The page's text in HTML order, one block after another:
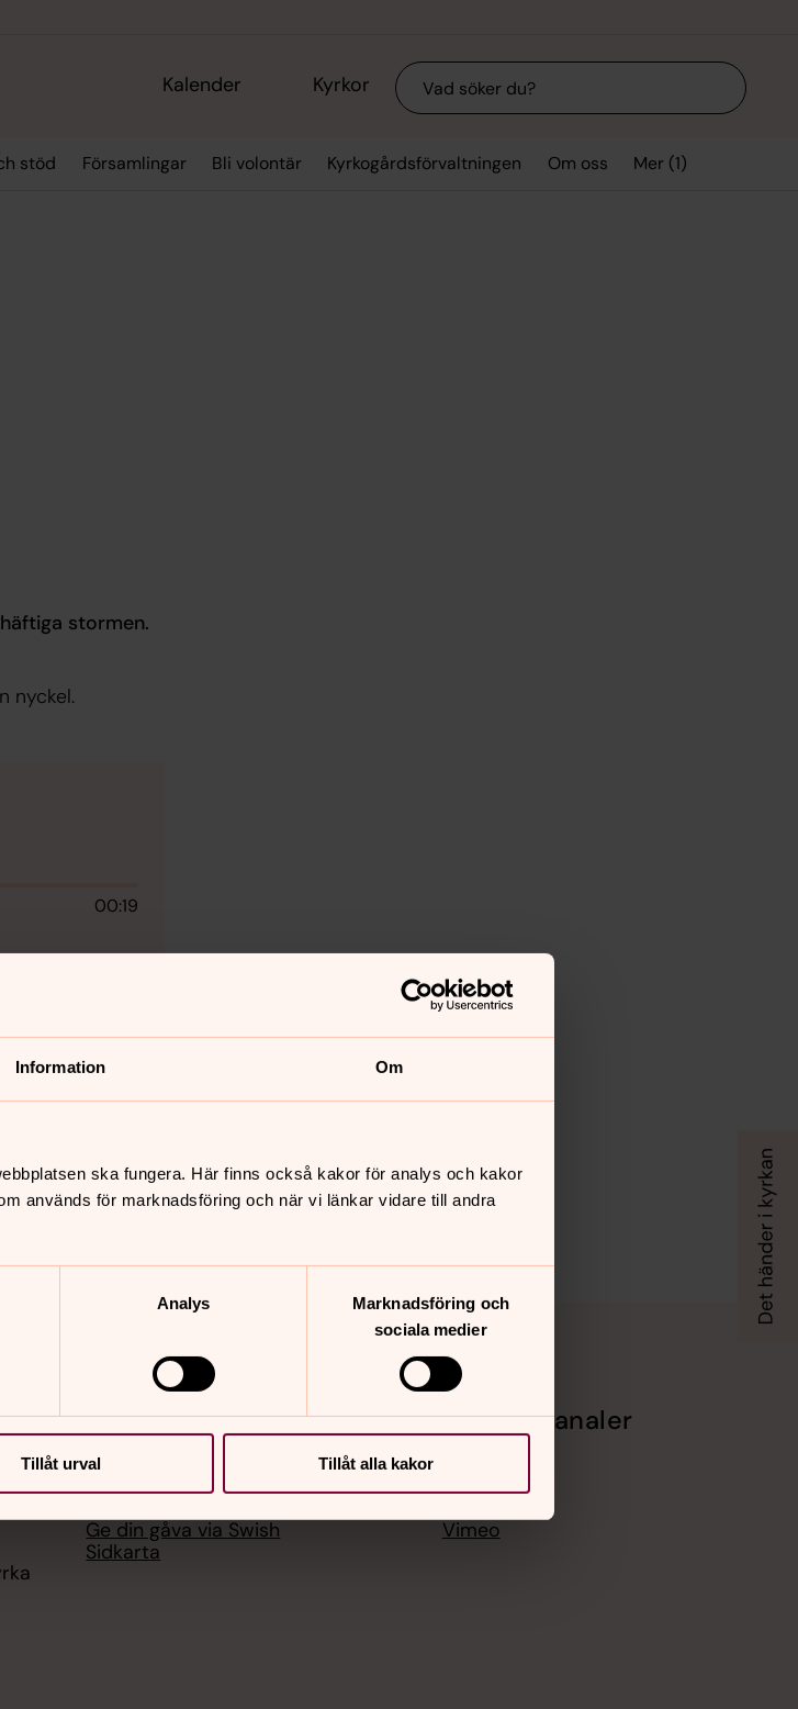
Information Om
ska fungera. Här finns också kakor för analys och kakor
används för marknadsföring och när vi länkar vidare till andra
Analys
Marknadsföring och
sociala medier
Tillåt urval Tillåt alla kakor
Kalender Kyrkor Sök
stöd Församlingar Bli volontär Kyrkogårdsförvaltningen Om oss Mer (1)
stormen.
nyckel.
00:19
Hitta snabbt
Ditt medlemskap betyder mycket
för många
Ge din gåva via Swish
Sidkarta
Sociala kanaler
X
Vimeo